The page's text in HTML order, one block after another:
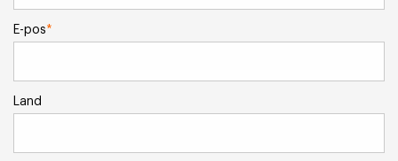
E-pos*
Land